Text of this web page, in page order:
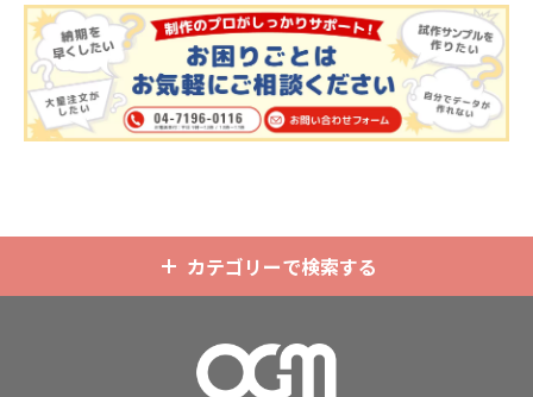
ー、ネームホルダーでオリジナルの
ホルダーはデザイン次第でどんなシ
ーンでもマッチします。ヘッダー部
分はダイカットでデザインにあわせ
た自由な形状で制作することができ
ます。また長さ調整と安全機能が付
いたネックストラップが標準で付属
ど様々な業界に人気です。 短納期・
ラーは全9色ご用意しておりますの
で、お客様のイメージやデザインに
合わせてお選びいただけます。 国内
の自社工場にて印刷いたしますの
で、短納期・小ロットでの対応が可
能です。グッズ制作の専門スタッフ
がしっかりサポートいたしますの
カテゴリーで検索する